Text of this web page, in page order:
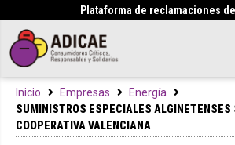
Plataforma de reclamaciones de
Inicio Empresas
Energía
SUMINISTROS ESPECIALES ALGINETENSES
COOPERATIVA VALENCIANA